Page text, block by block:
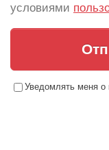
условиями
Уведомлять меня о